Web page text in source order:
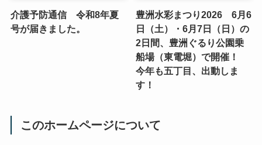
介護予防通信 令和8年夏
号が届きました。
豊洲水彩まつり2026 6月6
日（土）・6月7日（日）の
2日間、豊洲ぐるり公園乗
船場（東電堀）で開催！
今年も五丁目、出動しま
す！
このホームページについて